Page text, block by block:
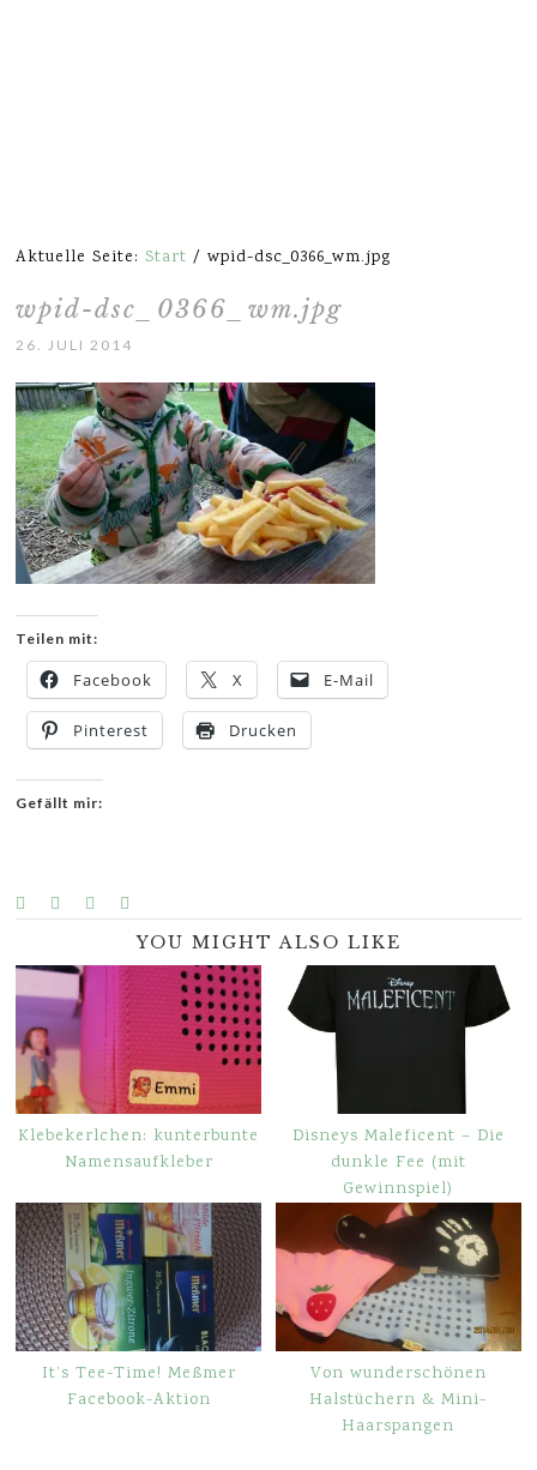
Aktuelle Seite:Start / wpid-dsc_0366_wm.jpg
wpid-dsc_0366_wm.jpg
26. JULI 2014
Teilen mit:
Facebook X E-Mail
Pinterest Drucken
Gefällt mir:
YOU MIGHT ALSO LIKE
Klebekerlchen: kunterbunte
Namensaufkleber
Disneys Maleficent – Die
dunkle Fee (mit
Gewinnspiel)
It’s Tee-Time! Meßmer
Facebook-Aktion
Von wunderschönen
Halstüchern & Mini-
Haarspangen